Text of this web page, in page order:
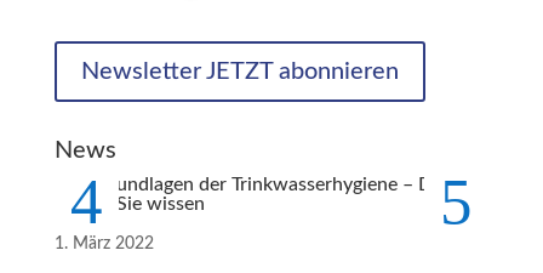
Newsletter JETZT abonnieren
News
Vier Grundlagen der Trinkwasserhygiene – Das
sollten Sie wissen
1. März 2022